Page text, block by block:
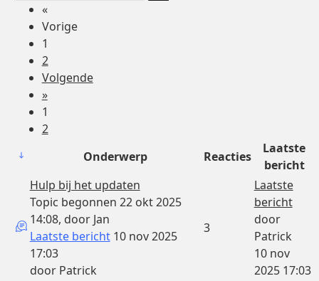
«
Vorige
1
2
Volgende
»
1
2
Onderwerp
Reacties
Laatste
bericht
Hulp bij het updaten
Topic begonnen 22 okt 2025
14:08, door Jan
Laatste bericht10 nov 2025
17:03
door Patrick
3
Laatste
bericht
door
Patrick
10 nov
2025 17:03